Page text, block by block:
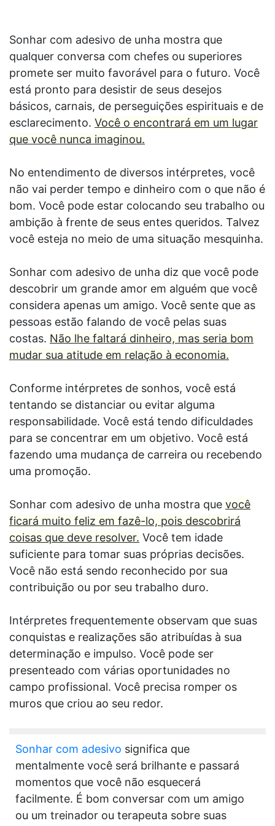
Sonhar com adesivo de unha mostra que
qualquer conversa com chefes ou superiores
promete ser muito favorável para o futuro. Você
está pronto para desistir de seus desejos
básicos, carnais, de perseguições espirituais e de
esclarecimento. Você o encontrará em um lugar
que você nunca imaginou.
No entendimento de diversos intérpretes, você
não vai perder tempo e dinheiro com o que não é
bom. Você pode estar colocando seu trabalho ou
ambição à frente de seus entes queridos. Talvez
você esteja no meio de uma situação mesquinha.
Sonhar com adesivo de unha diz que você pode
descobrir um grande amor em alguém que você
considera apenas um amigo. Você sente que as
pessoas estão falando de você pelas suas
costas. Não lhe faltará dinheiro, mas seria bom
mudar sua atitude em relação à economia.
Conforme intérpretes de sonhos, você está
tentando se distanciar ou evitar alguma
responsabilidade. Você está tendo dificuldades
para se concentrar em um objetivo. Você está
fazendo uma mudança de carreira ou recebendo
uma promoção.
Sonhar com adesivo de unha mostra que você
ficará muito feliz em fazê-lo, pois descobrirá
coisas que deve resolver. Você tem idade
suficiente para tomar suas próprias decisões.
Você não está sendo reconhecido por sua
contribuição ou por seu trabalho duro.
Intérpretes frequentemente observam que suas
conquistas e realizações são atribuídas à sua
determinação e impulso. Você pode ser
presenteado com várias oportunidades no
campo profissional. Você precisa romper os
muros que criou ao seu redor.
Sonhar com adesivo significa que
mentalmente você será brilhante e passará
momentos que você não esquecerá
facilmente. É bom conversar com um amigo
ou um treinador ou terapeuta sobre suas